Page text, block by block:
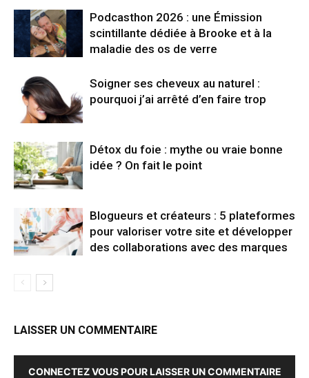
Podcasthon 2026 : une Émission
scintillante dédiée à Brooke et à la
maladie des os de verre
Soigner ses cheveux au naturel :
pourquoi j’ai arrêté d’en faire trop
Détox du foie : mythe ou vraie bonne
idée ? On fait le point
Blogueurs et créateurs : 5 plateformes
pour valoriser votre site et développer
des collaborations avec des marques
LAISSER UN COMMENTAIRE
CONNECTEZ VOUS POUR LAISSER UN COMMENTAIRE